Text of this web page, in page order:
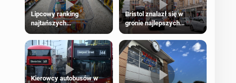
Lipcowy ranking
najtańszych
supermarketów
Bristol znalazł się w
gronie najlepszych
kierunków podróży na
świecie
Kierowcy autobusów w